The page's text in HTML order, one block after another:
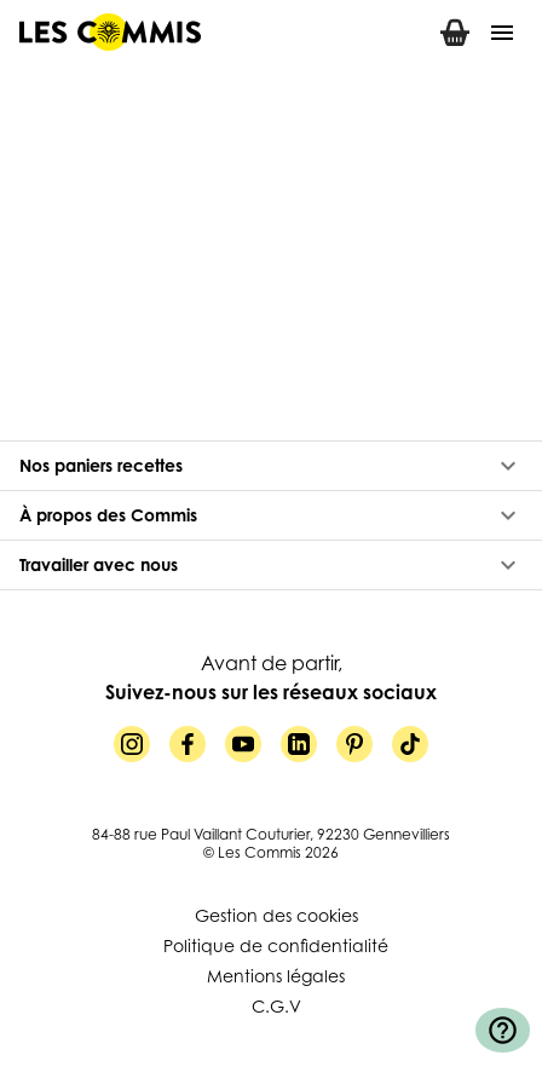
menu
Nos paniers recettes keyboard_arrow_down
À propos des Commis keyboard_arrow_down
Travailler avec nous keyboard_arrow_down
Avant de partir,
Suivez-nous sur les réseaux sociaux
84-88 rue Paul Vaillant Couturier, 92230 Gennevilliers
© Les Commis 2026
Gestion des cookies
Politique de confidentialité
Mentions légales
C.G.V
help_outline